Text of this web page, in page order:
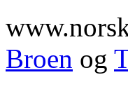
Broen og